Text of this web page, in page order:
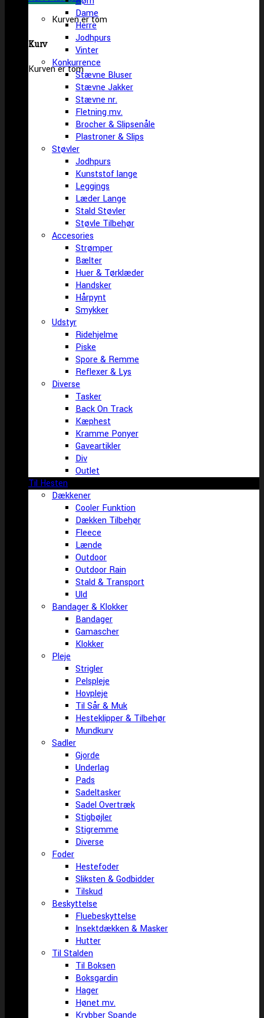
Kurven er tom
Kurv
Kurven er tom
Dame
Herre
Jodhpurs
Vinter
Konkurrence
Stævne Bluser
Stævne Jakker
Stævne nr.
Fletning mv.
Brocher & Slipsenåle
Plastroner & Slips
Støvler
Jodhpurs
Kunststof lange
Leggings
Læder Lange
Stald Støvler
Støvle Tilbehør
Accesories
Strømper
Bælter
Huer & Tørklæder
Handsker
Hårpynt
Smykker
Udstyr
Ridehjelme
Piske
Spore & Remme
Reflexer & Lys
Diverse
Tasker
Back On Track
Kæphest
Kramme Ponyer
Gaveartikler
Div
Outlet
Til Hesten
Dækkener
Cooler Funktion
Dækken Tilbehør
Fleece
Lænde
Outdoor
Outdoor Rain
Stald & Transport
Uld
Bandager & Klokker
Bandager
Gamascher
Klokker
Pleje
Strigler
Pelspleje
Hovpleje
Til Sår & Muk
Hesteklipper & Tilbehør
Mundkurv
Sadler
Gjorde
Underlag
Pads
Sadeltasker
Sadel Overtræk
Stigbøjler
Stigremme
Diverse
Foder
Hestefoder
Sliksten & Godbidder
Tilskud
Beskyttelse
Fluebeskyttelse
Insektdækken & Masker
Hutter
Til Stalden
Til Boksen
Boksgardin
Hager
Hønet mv.
Krybber Spande